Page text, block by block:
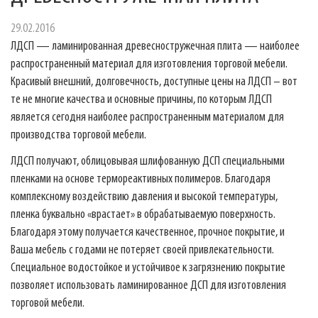
29.02.2016
ЛДСП — ламинированная древесностружечная плита — наиболее
распространенный материал для изготовления торговой мебели.
Красивый внешний, долговечность, доступные цены на ЛДСП – вот
те не многие качества и основные причины, по которым ЛДСП
является сегодня наиболее распространенным материалом для
производства торговой мебели.
ЛДСП получают, облицовывая шлифованную ДСП специальными
пленками на основе термореактивных полимеров. Благодаря
комплексному воздействию давления и высокой температуры,
пленка буквально «врастает» в обрабатываемую поверхность.
Благодаря этому получается качественное, прочное покрытие, и
Ваша мебель с годами не потеряет своей привлекательности.
Специальное водостойкое и устойчивое к загрязнению покрытие
позволяет использовать ламинированное ДСП для изготовления
торговой мебели.